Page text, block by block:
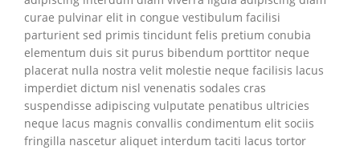
curae pulvinar elit in congue vestibulum facilisi
parturient sed primis tincidunt felis pretium conubia
elementum duis sit purus bibendum porttitor neque
placerat nulla nostra velit molestie neque facilisis lacus
imperdiet dictum nisl venenatis sodales cras
suspendisse adipiscing vulputate penatibus ultricies
neque lacus magnis convallis condimentum elit sociis
fringilla nascetur aliquet interdum taciti lacus tortor